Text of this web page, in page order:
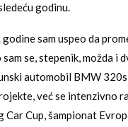
godinu.
sam uspeo da
se, stepenik, možda i
automobil BMW
već se intenzivno
Car Cup, šampionat